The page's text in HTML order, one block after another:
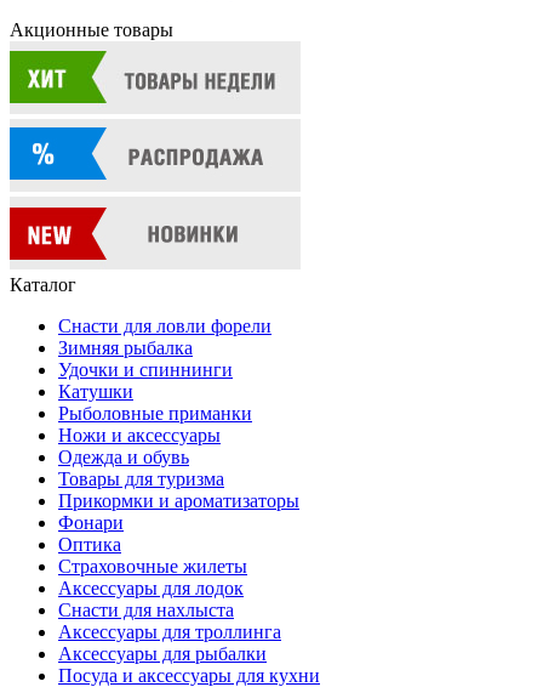
Акционные товары
Каталог
Снасти для ловли форели
Зимняя рыбалка
Удочки и спиннинги
Катушки
Рыболовные приманки
Ножи и аксессуары
Одежда и обувь
Товары для туризма
Прикормки и ароматизаторы
Фонари
Оптика
Страховочные жилеты
Аксессуары для лодок
Снасти для нахлыста
Аксессуары для троллинга
Аксессуары для рыбалки
Посуда и аксессуары для кухни